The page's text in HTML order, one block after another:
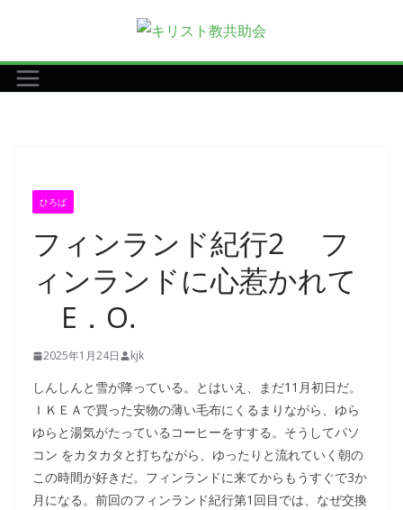
テ
ン
ひろば
フィンランド紀行2 フ
ィンランドに心惹かれて
E．O.
2025年1月24日 kjk
しんしんと雪が降っている。とはいえ、まだ11月初日だ。
ＩＫＥＡで買った安物の薄い毛布にくるまりながら、ゆら
ゆらと湯気がたっているコーヒーをすする。そうしてパソ
コン をカタカタと打ちながら、ゆったりと流れていく朝の
この時間が好きだ。フィンランドに来てからもうすぐで3か
月になる。前回のフィンランド紀行第1回目では、なぜ交換